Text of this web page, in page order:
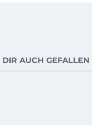
DIR AUCH GEFALLEN